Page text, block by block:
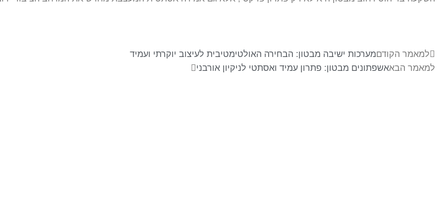
למאמר הקודםמערכות ישיבה מבטון: הבחירה האולטימטיבית לעיצוב יוקרתי ועמיד
למאמר הבאאשפתונים מבטון: פתרון עמיד ואסתטי לניקיון אורבני